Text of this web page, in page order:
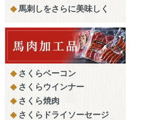
馬刺しをさらに美味しく
さくらベーコン
さくらウインナー
さくら焼肉
さくらドライソーセージ